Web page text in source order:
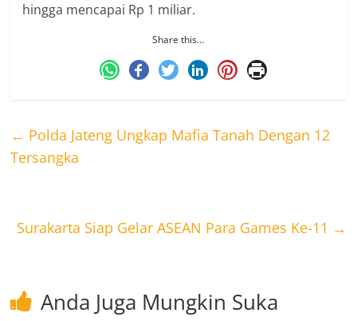
hingga mencapai Rp 1 miliar.
Share this…
← Polda Jateng Ungkap Mafia Tanah Dengan 12
Tersangka
Surakarta Siap Gelar ASEAN Para Games Ke-11 →
Anda Juga Mungkin Suka